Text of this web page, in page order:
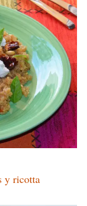
y ricotta